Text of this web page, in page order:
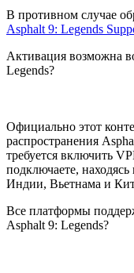
В противном случае
Asphalt 9: Legends
Активация возможна
Legends?
Официально этот
распространения
требуется включить
подключаете,
Индии, Вьетнама и
Все платформы
Asphalt 9: Legends?